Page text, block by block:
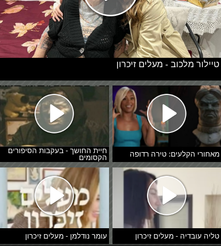
מאחורי הקלעים: טירה רדופה
חיית החושך - בעקבות הסיפורים
הקסומים
טליה עובדיה - מעלים זיכרון עומר נודלמן - מעלים זיכרון
טיילור מלכוב - מעלים זיכרון